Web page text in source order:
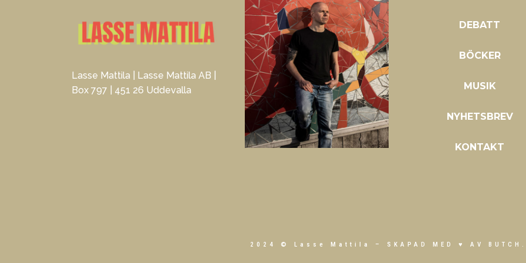
Lasse Mattila | Lasse Mattila AB |
Box 797 | 451 26 Uddevalla
DEBATT
BÖCKER
MUSIK
NYHETSBREV
KONTAKT
2024 © Lasse Mattila – SKAPAD MED ♥ AV